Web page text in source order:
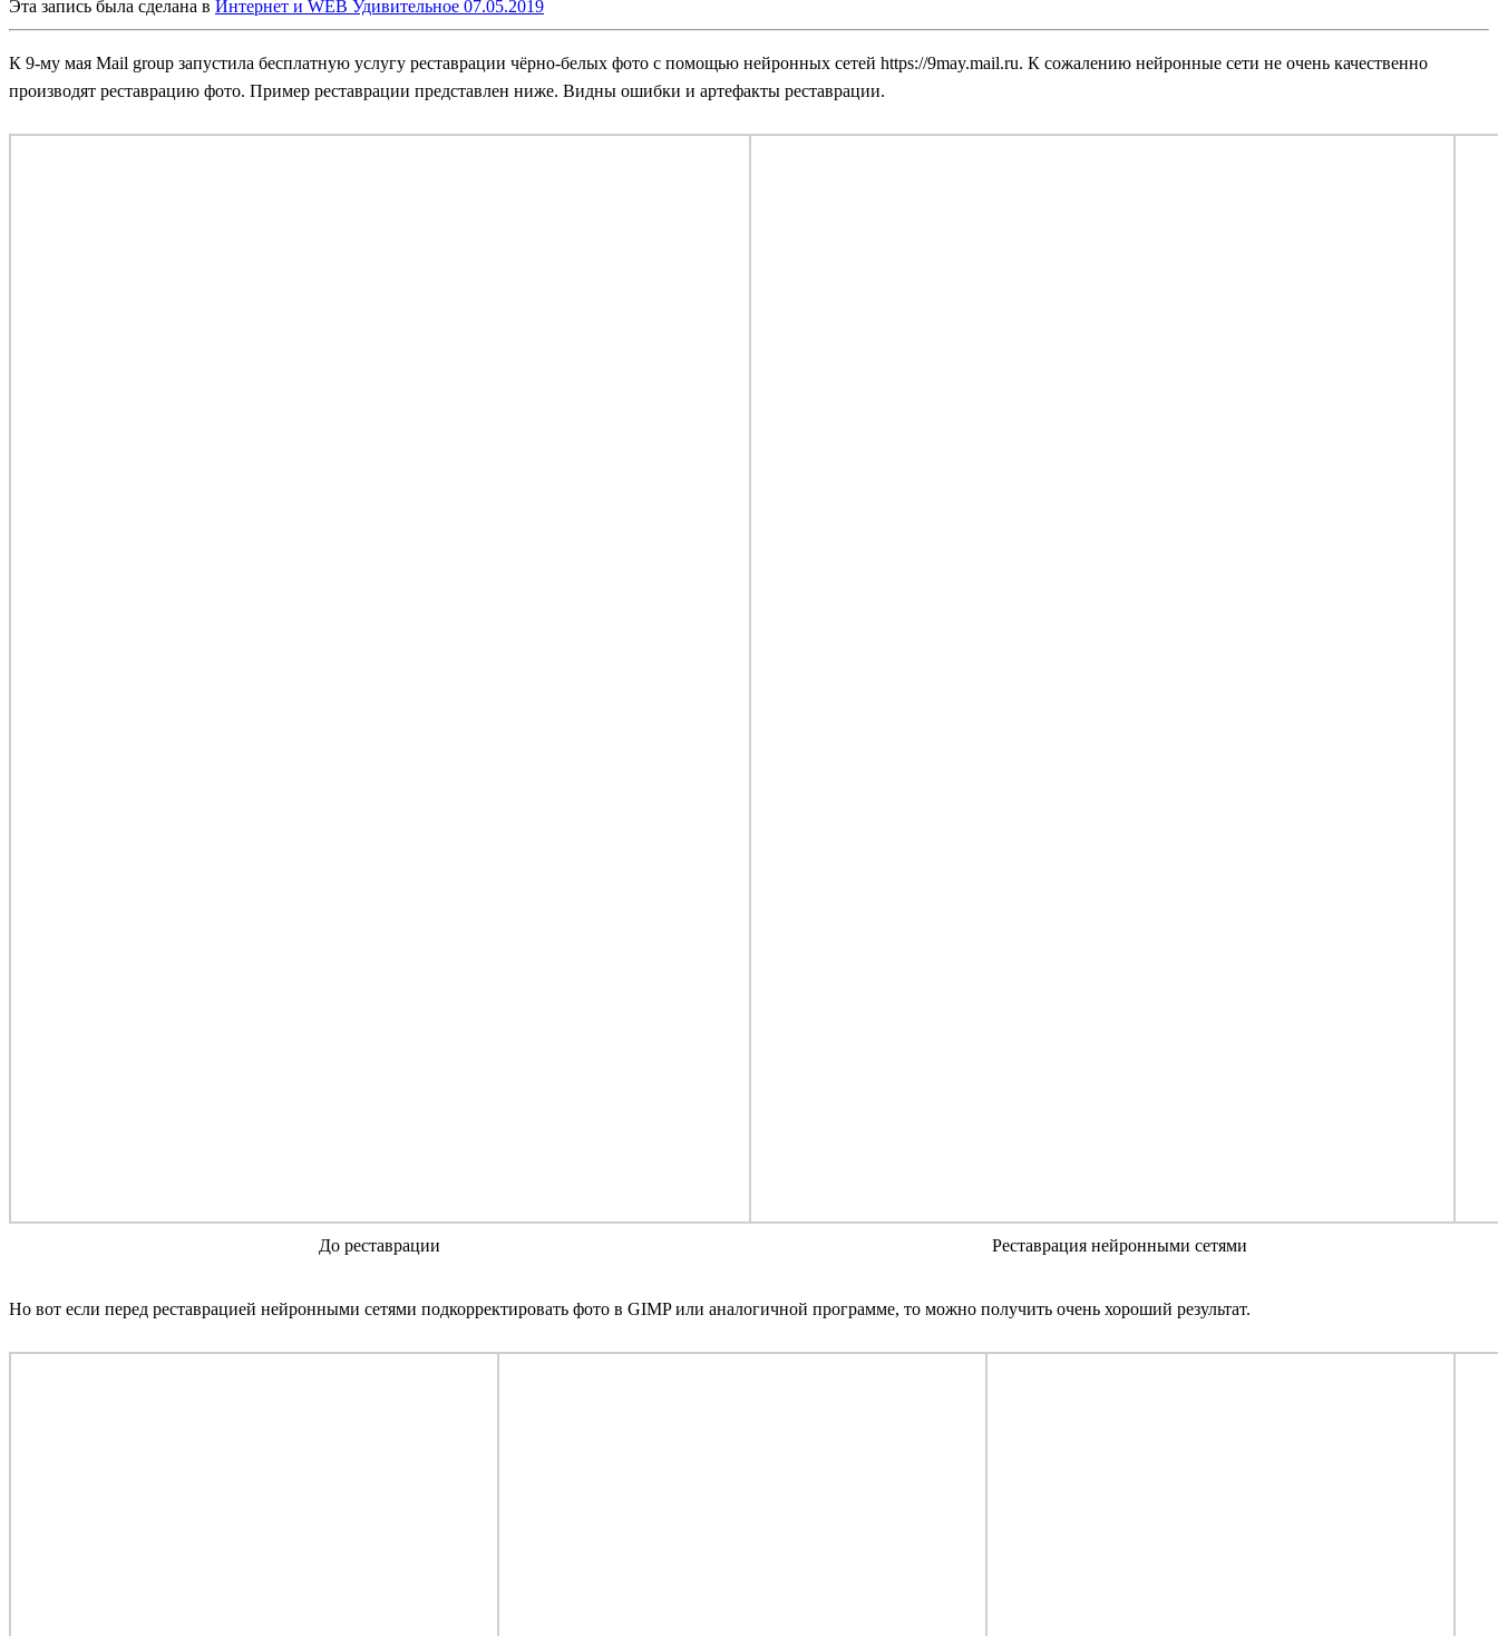
Эта запись была сделана в Интернет и WEB Удивительное 07.05.2019
К 9-му мая Mail group запустила бесплатную услугу реставрации чёрно-белых фото с помощью нейронных сетей https://9may.mail.ru. К сожалению нейронные сети не очень качественно
производят реставрацию фото. Пример реставрации представлен ниже. Видны ошибки и артефакты реставрации.
До реставрации Реставрация нейронными сетями
Но вот если перед реставрацией нейронными сетями подкорректировать фото в GIMP или аналогичной программе, то можно получить очень хороший результат.